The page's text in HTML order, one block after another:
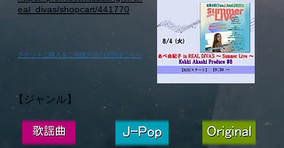
【ジャンル】
eal_divas/shopcart/441770
​チケットご購入＆ご視聴方法の説明はこちら